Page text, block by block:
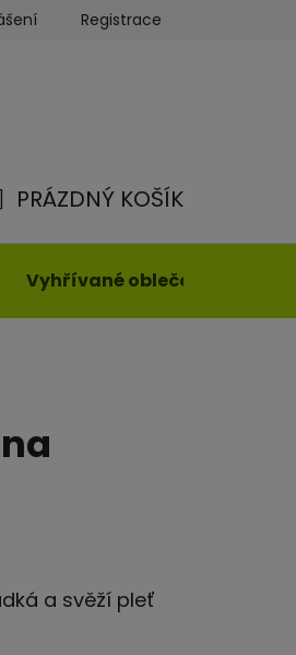
Registrace
KOŠÍK
PRÁZDNÝ KOŠÍK
Vyhřívané oblečení
a svěží pleť